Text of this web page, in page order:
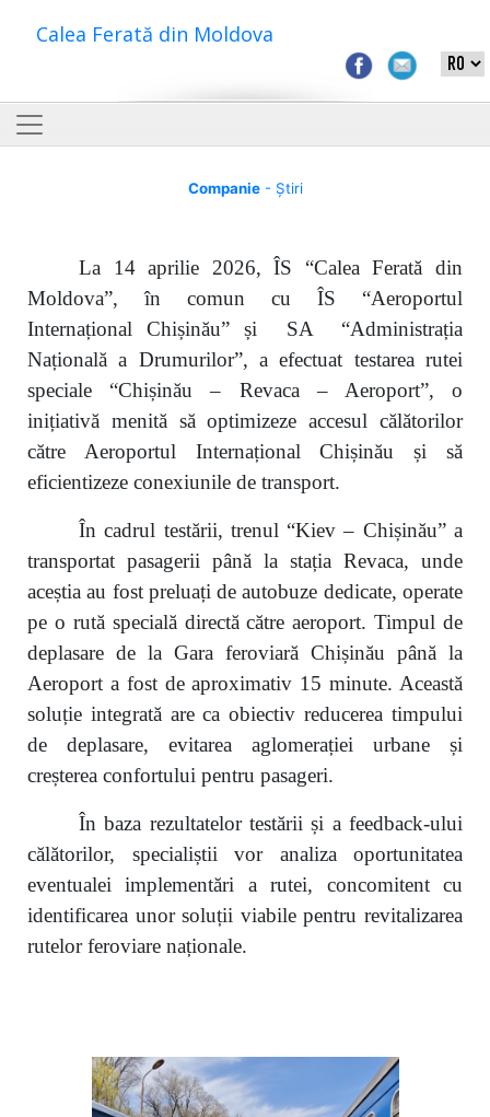
Calea Ferată din Moldova
Companie- Știri
La 14 aprilie 2026, ÎS “Calea Ferată din
Moldova”, în comun cu ÎS “Aeroportul
Internațional Chișinău” și SA “Administrația
Națională a Drumurilor”, a efectuat testarea rutei
speciale “Chișinău – Revaca – Aeroport”, o
inițiativă menită să optimizeze accesul călătorilor
către Aeroportul Internațional Chișinău și să
eficientizeze conexiunile de transport.
În cadrul testării, trenul “Kiev – Chișinău” a
transportat pasagerii până la stația Revaca, unde
aceștia au fost preluați de autobuze dedicate, operate
pe o rută specială directă către aeroport. Timpul de
deplasare de la Gara feroviară Chișinău până la
Aeroport a fost de aproximativ 15 minute. Această
soluție integrată are ca obiectiv reducerea timpului
de deplasare, evitarea aglomerației urbane și
creșterea confortului pentru pasageri.
În baza rezultatelor testării și a feedback-ului
călătorilor, specialiștii vor analiza oportunitatea
eventualei implementări a rutei, concomitent cu
identificarea unor soluții viabile pentru revitalizarea
rutelor feroviare naționale.